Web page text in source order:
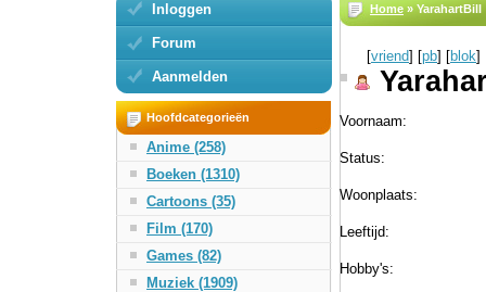
Inloggen
Forum
Aanmelden
Hoofdcategorieën
Anime (258)
Boeken (1310)
Cartoons (35)
Film (170)
Games (82)
Muziek (1909)
Home » YarahartBill
[vriend] [pb] [blok]
Voornaam:
Status:
Woonplaats:
Leeftijd:
Hobby's: